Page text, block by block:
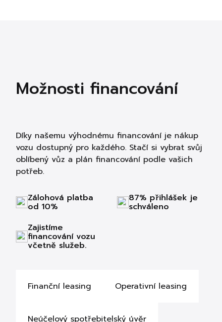
Možnosti financování
Díky našemu výhodnému financování je nákup
vozu dostupný pro každého. Stačí si vybrat svůj
oblíbený vůz a plán financování podle vašich
potřeb.
Zálohová platba
od 10%
87% přihlášek je
schváleno
Zajistíme
financování vozu
včetně služeb.
Finanční leasing Operativní leasing
Neúčelový spotřebitelský úvěr